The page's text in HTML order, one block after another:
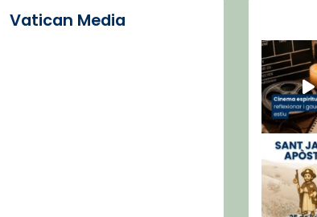
Vatican Media